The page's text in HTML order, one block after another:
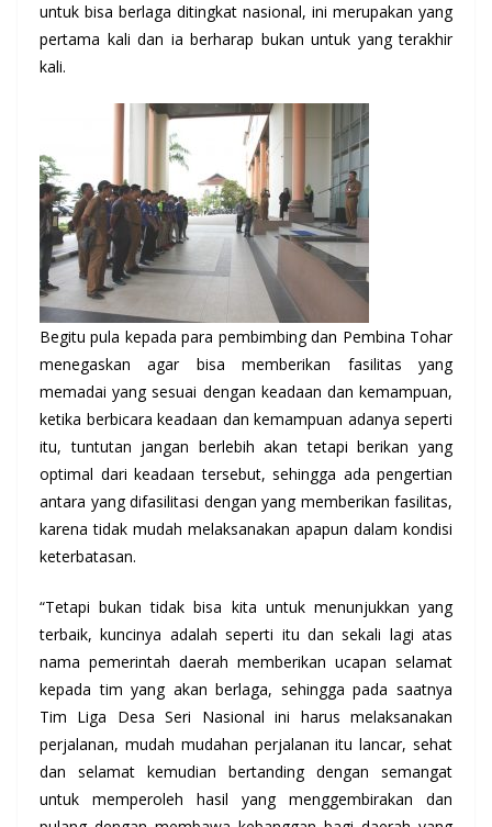
untuk bisa berlaga ditingkat nasional, ini merupakan yang
pertama kali dan ia berharap bukan untuk yang terakhir
kali.
Begitu pula kepada para pembimbing dan Pembina Tohar
menegaskan agar bisa memberikan fasilitas yang
memadai yang sesuai dengan keadaan dan kemampuan,
ketika berbicara keadaan dan kemampuan adanya seperti
itu, tuntutan jangan berlebih akan tetapi berikan yang
optimal dari keadaan tersebut, sehingga ada pengertian
antara yang difasilitasi dengan yang memberikan fasilitas,
karena tidak mudah melaksanakan apapun dalam kondisi
keterbatasan.
“Tetapi bukan tidak bisa kita untuk menunjukkan yang
terbaik, kuncinya adalah seperti itu dan sekali lagi atas
nama pemerintah daerah memberikan ucapan selamat
kepada tim yang akan berlaga, sehingga pada saatnya
Tim Liga Desa Seri Nasional ini harus melaksanakan
perjalanan, mudah mudahan perjalanan itu lancar, sehat
dan selamat kemudian bertanding dengan semangat
untuk memperoleh hasil yang menggembirakan dan